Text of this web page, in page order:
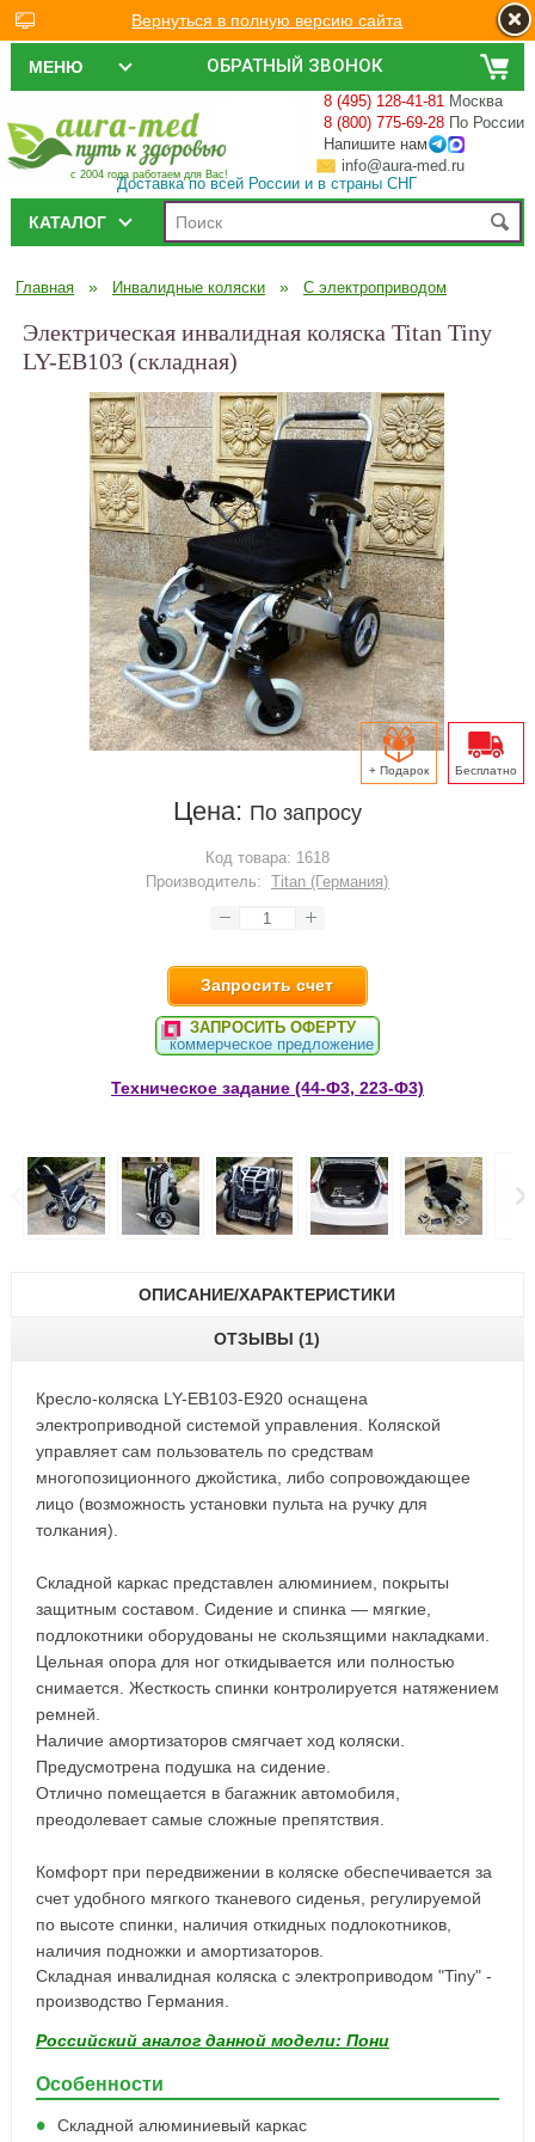
ОБРАТНЫЙ ЗВОНОК
МЕНЮ
с 2004 года работаем для Вас!
8 (495) 128-41-81 Москва
8 (800) 775-69-28 По России
Напишите нам
info@aura-med.ru
Доставка по всей России и в страны СНГ
КАТАЛОГ
Главная » Инвалидные коляски » С электроприводом
Электрическая инвалидная коляска Titan Tiny
LY-EB103 (складная)
+ Подарок Бесплатно
Цена: По запросу
Код товара: 1618
Производитель:
Titan (Германия)
Запросить счет
ЗАПРОСИТЬ ОФЕРТУ
коммерческое предложение
Техническое задание (44-Ф3, 223-Ф3)
ОПИСАНИЕ/ХАРАКТЕРИСТИКИ
ОТЗЫВЫ (1)
Кресло-коляска LY-EB103-E920 оснащена
электроприводной системой управления. Коляской
управляет сам пользователь по средствам
многопозиционного джойстика, либо сопровождающее
лицо (возможность установки пульта на ручку для
толкания).
Складной каркас представлен алюминием, покрыты
защитным составом. Сидение и спинка — мягкие,
подлокотники оборудованы не скользящими накладками.
Цельная опора для ног откидывается или полностью
снимается. Жесткость спинки контролируется натяжением
ремней.
Наличие амортизаторов смягчает ход коляски.
Предусмотрена подушка на сидение.
Отлично помещается в багажник автомобиля,
преодолевает самые сложные препятствия.
Комфорт при передвижении в коляске обеспечивается за
счет удобного мягкого тканевого сиденья, регулируемой
по высоте спинки, наличия откидных подлокотников,
наличия подножки и амортизаторов.
Складная инвалидная коляска с электроприводом "Tiny" -
производство Германия.
Российский аналог данной модели: Пони
Особенности
Складной алюминиевый каркас
Вернуться в полную версию сайта